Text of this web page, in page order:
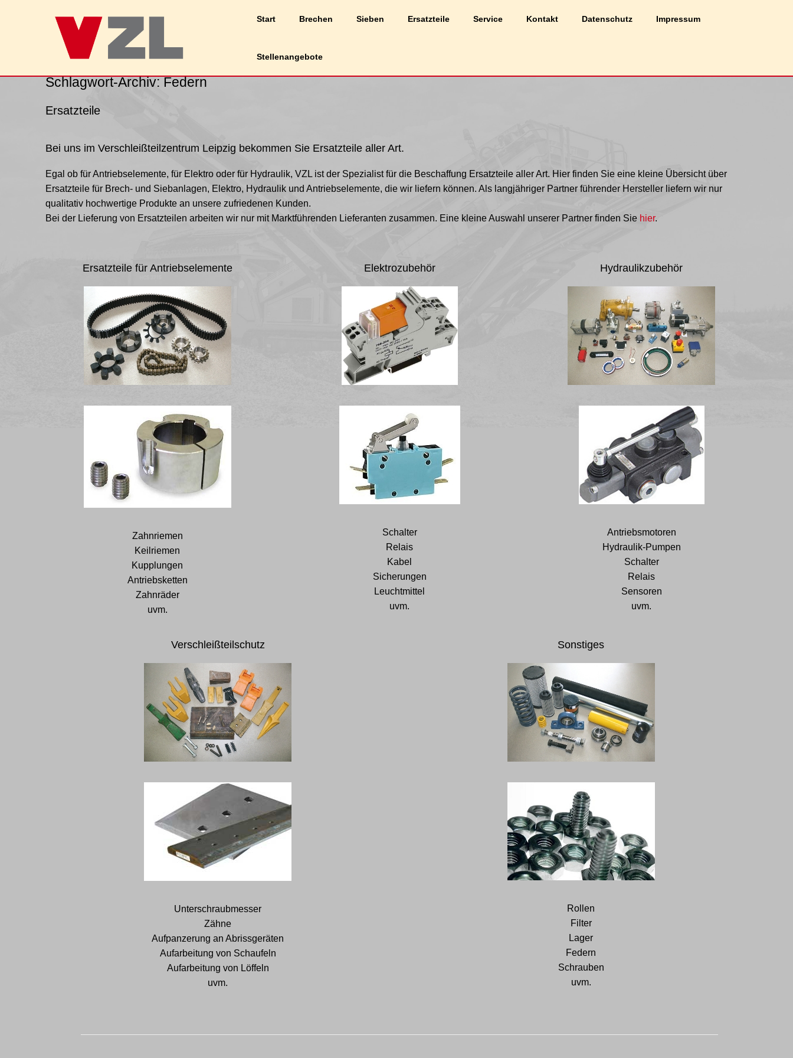
Start Brechen Sieben Ersatzteile Service Kontakt Datenschutz Impressum
Stellenangebote
Schlagwort-Archiv:Federn
Ersatzteile
Bei uns im Verschleißteilzentrum Leipzig bekommen Sie Ersatzteile aller Art.
Egal ob für Antriebselemente, für Elektro oder für Hydraulik, VZL ist der Spezialist für die Beschaffung Ersatzteile aller Art. Hier finden Sie eine kleine Übersicht über
Ersatzteile für Brech- und Siebanlagen, Elektro, Hydraulik und Antriebselemente, die wir liefern können. Als langjähriger Partner führender Hersteller liefern wir nur
qualitativ hochwertige Produkte an unsere zufriedenen Kunden.
Bei der Lieferung von Ersatzteilen arbeiten wir nur mit Marktführenden Lieferanten zusammen. Eine kleine Auswahl unserer Partner finden Sie hier.
Ersatzteile für Antriebselemente
Zahnriemen
Keilriemen
Kupplungen
Antriebsketten
Zahnräder
uvm.
Elektrozubehör
Schalter
Relais
Kabel
Sicherungen
Leuchtmittel
uvm.
Hydraulikzubehör
Antriebsmotoren
Hydraulik-Pumpen
Schalter
Relais
Sensoren
uvm.
Verschleißteilschutz
Unterschraubmesser
Zähne
Aufpanzerung an Abrissgeräten
Aufarbeitung von Schaufeln
Aufarbeitung von Löffeln
uvm.
Sonstiges
Rollen
Filter
Lager
Federn
Schrauben
uvm.
Du kannst mehr darüber erfahren, welche Cookies wir verwenden, oder sie unter Einstellungen deaktivieren.
Zustimmen Ablehnen